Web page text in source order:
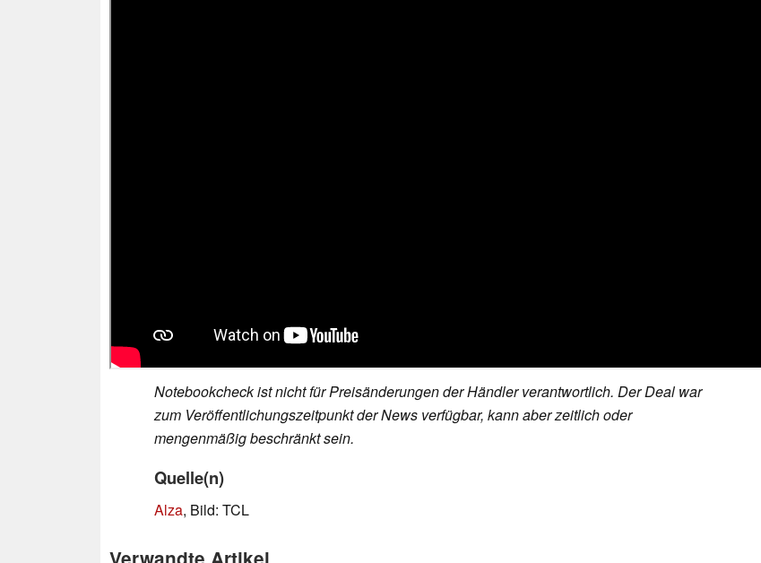
Notebookcheck ist nicht für Preisänderungen der Händler verantwortlich. Der Deal war
zum Veröffentlichungszeitpunkt der News verfügbar, kann aber zeitlich oder
mengenmäßig beschränkt sein.
Quelle(n)
Alza, Bild: TCL